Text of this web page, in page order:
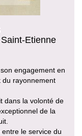
Etienne
engagement en
du rayonnement
dans la volonté de
de la
entre le service du